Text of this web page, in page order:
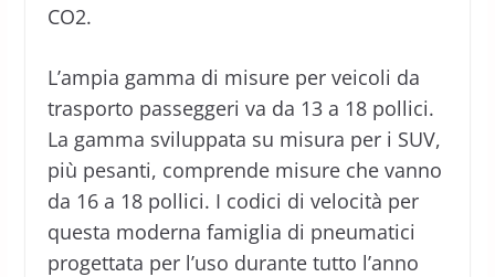
CO2.
L’ampia gamma di misure per veicoli da
trasporto passeggeri va da 13 a 18 pollici.
La gamma sviluppata su misura per i SUV,
più pesanti, comprende misure che vanno
da 16 a 18 pollici. I codici di velocità per
questa moderna famiglia di pneumatici
progettata per l’uso durante tutto l’anno